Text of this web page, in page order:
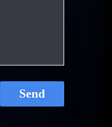
Send